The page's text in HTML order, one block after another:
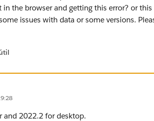
in the browser and getting this error? or
issues with data or some versions.
and 2022.2 for desktop.